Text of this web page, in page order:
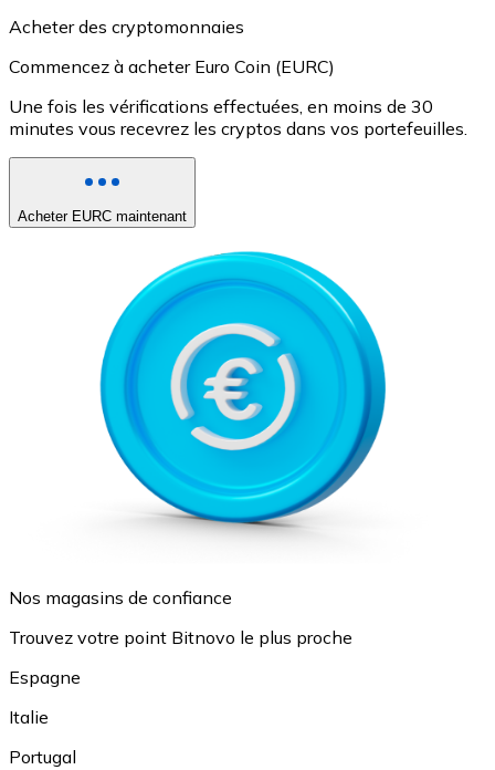
Acheter des cryptomonnaies
Commencez à acheter Euro Coin (EURC)
Une fois les vérifications effectuées, en moins de 30
minutes vous recevrez les cryptos dans vos portefeuilles.
Acheter EURC maintenant
Nos magasins de confiance
Trouvez votre point Bitnovo le plus proche
Espagne
Italie
Portugal